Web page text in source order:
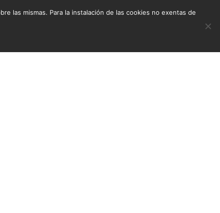
las mismas. Para la instalación de las cookies no exentas de